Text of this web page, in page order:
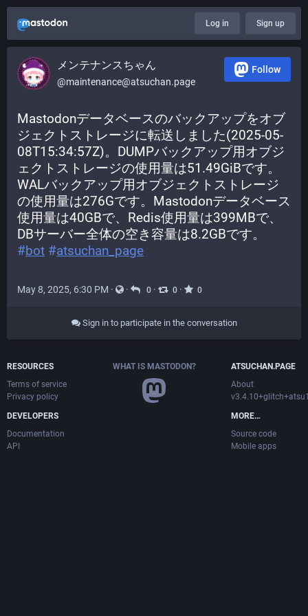
Log in Sign up
メンテナンスちゃん
@maintenance@atsuchan.page
Follow
Mastodonデータベースのバックアップをオブ
ジェクトストレージに転送しました(2025-05-
08T15:34:57Z)。DUMPバックアップ用オブジ
ェクトストレージの使用量は51.49GiBです。
WALバックアップ用オブジェクトストレージ
の使用量は276Gです。Mastodonデータベース
使用量は40GBで、Redis使用量は399MBで、
#bot #atsuchan_page
May 8, 2025, 6:30 PM · · 0 · 0 · 0
Sign in to participate in the conversation
RESOURCES
Terms of service
Privacy policy
DEVELOPERS
Documentation
API
WHAT IS MASTODON?
ATSUCHAN.PAGE
About
MORE…
Source code
Mobile apps